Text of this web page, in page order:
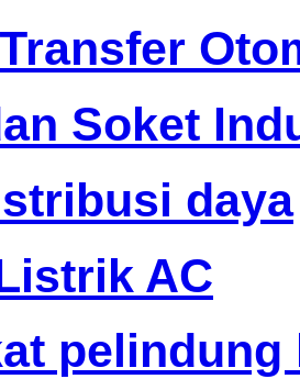
Soket
daya
AC